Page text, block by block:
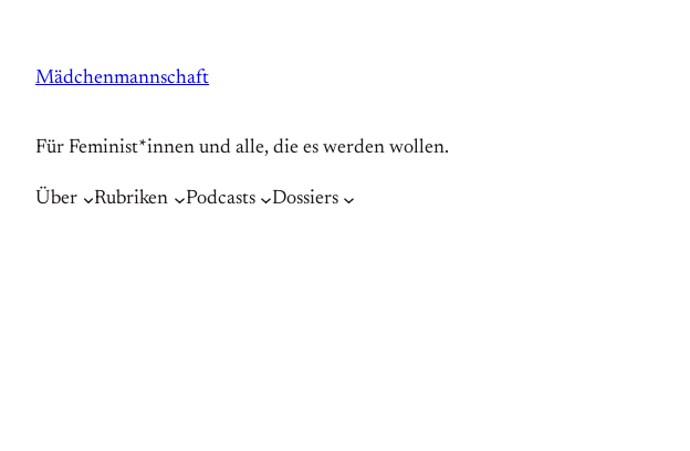
springen
Mädchenmannschaft
Für Feminist*innen und alle, die es werden wollen.
Über Rubriken Podcasts Dossiers